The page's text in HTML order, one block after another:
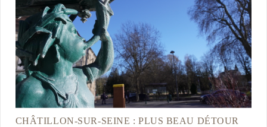
CHÂTILLON-SUR-SEINE : PLUS BEAU DÉTOUR